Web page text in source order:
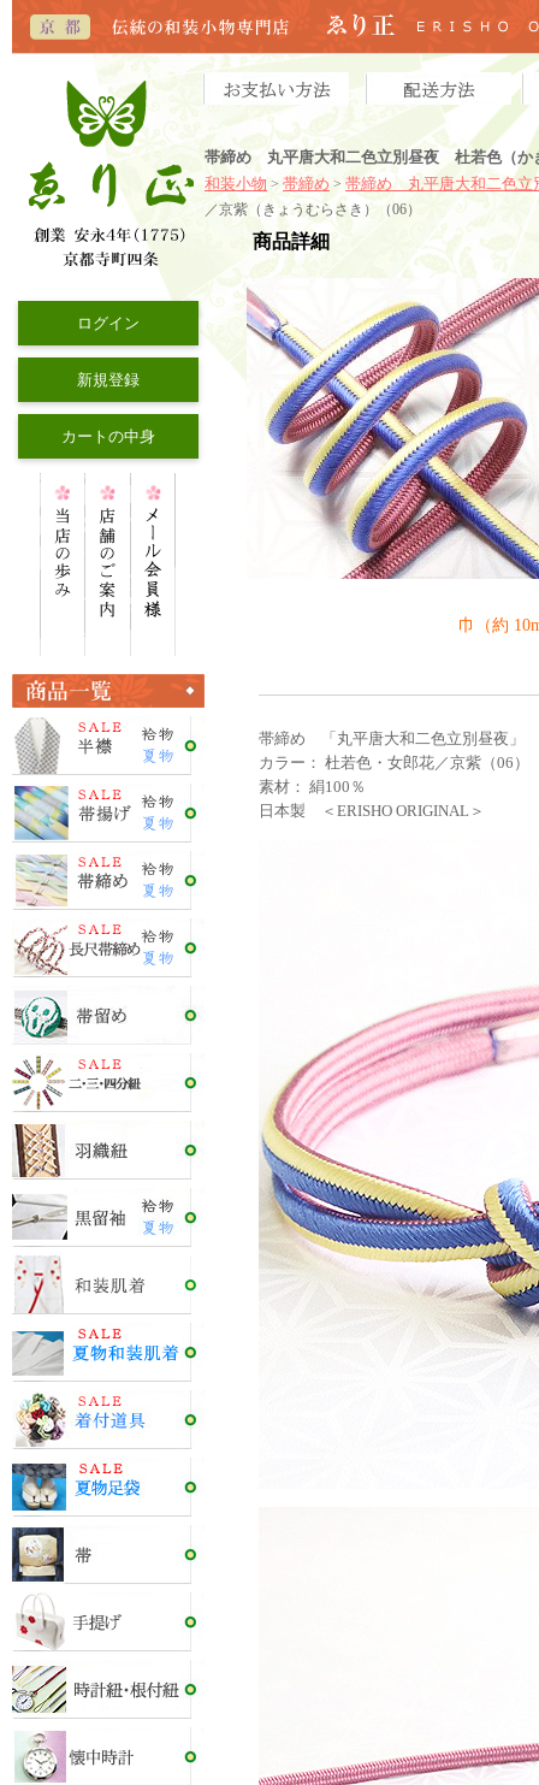
帯締め 丸平唐大和二色立別昼夜 杜若色（か
和装小物 >帯締め > 帯締め 丸平唐大和二色立
／京紫（きょうむらさき）（06）
ログイン
新規登録
カートの中身
商品詳細
巾（約
帯締め 「丸平唐大和二色立別昼夜」
カラー： 杜若色・女郎花／京紫（06）
素材： 絹100％
日本製 ＜ERISHO ORIGINAL＞